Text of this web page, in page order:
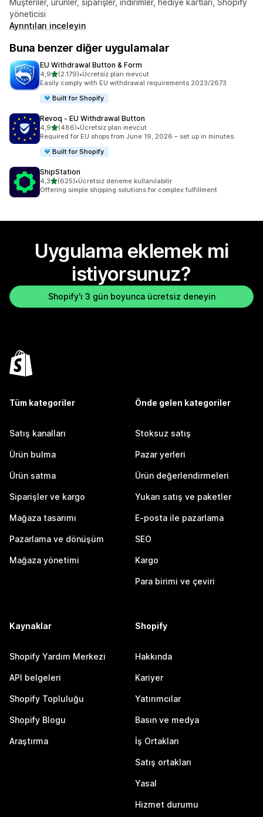
Müşteriler, ürünler, siparişler, indirimler, hediye kartları, Shopify
yöneticisi
Ayrıntıları inceleyin
Buna benzer diğer uygulamalar
EU Withdrawal Button & Form
4,95 yıldız üzerinden
(2.179)
toplam 2179 değerlendirme
•Ücretsiz plan mevcut
Easily comply with EU withdrawal requirements 2023/2673
Built for Shopify
Revoq ‑ EU Withdrawal Button
4,95 yıldız üzerinden
(486)
toplam 486 değerlendirme
•Ücretsiz plan mevcut
Required for EU shops from June 19, 2026 – set up in minutes.
Built for Shopify
ShipStation
4,35 yıldız üzerinden
(625)
toplam 625 değerlendirme
•Ücretsiz deneme kullanılabilir
Offering simple shipping solutions for complex fulfillment
Uygulama eklemek mi
istiyorsunuz?
Shopify'ı 3 gün boyunca ücretsiz deneyin
Tüm kategoriler
Satış kanalları
Ürün bulma
Ürün satma
Siparişler ve kargo
Mağaza tasarımı
Pazarlama ve dönüşüm
Mağaza yönetimi
Önde gelen kategoriler
Stoksuz satış
Pazar yerleri
Ürün değerlendirmeleri
Yukarı satış ve paketler
E-posta ile pazarlama
SEO
Kargo
Para birimi ve çeviri
Kaynaklar
Shopify Yardım Merkezi
API belgeleri
Shopify Topluluğu
Shopify Blogu
Araştırma
Shopify
Hakkında
Kariyer
Yatırımcılar
Basın ve medya
İş Ortakları
Satış ortakları
Yasal
Hizmet durumu